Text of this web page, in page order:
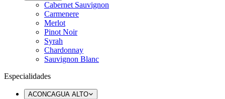
Cabernet Sauvignon
Carmenere
Merlot
Pinot Noir
Syrah
Chardonnay
Sauvignon Blanc
Especialidades
ACONCAGUA ALTO